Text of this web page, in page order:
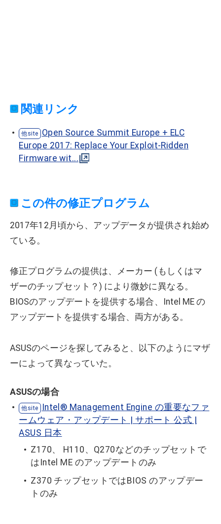
関連リンク
Open Source Summit Europe + ELC
Europe 2017: Replace Your Exploit-Ridden
Firmware wit...
この件の修正プログラム
2017年12月頃から、アップデータが提供され始め
ている。
修正プログラムの提供は、メーカー (もしくはマ
ザーのチップセット？) により微妙に異なる。
BIOSのアップデートを提供する場合、Intel ME の
アップデートを提供する場合、両方がある。
ASUSのページを探してみると、以下のようにマザ
ーによって異なっていた。
ASUSの場合
Intel® Management Engine の重要なファ
ームウェア・アップデート | サポート 公式 |
ASUS 日本
Z170、 H110、Q270などのチップセットで
はIntel ME のアップデートのみ
Z370 チップセットではBIOS のアップデー
トのみ